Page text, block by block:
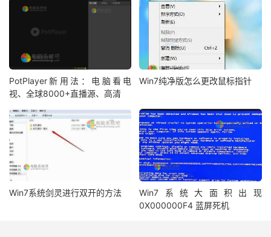
PotPlayer新用法：电脑看电
视、全球8000+直播源、高清
Win7纯净版怎么更改鼠标指针
Win7系统剑灵进行双开的方法
Win7系统大面积出现
0X000000F4 蓝屏死机